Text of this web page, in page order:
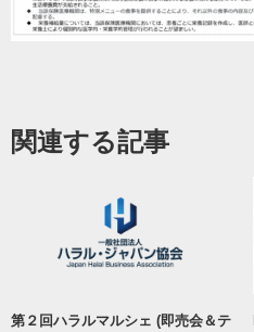
関連する記事
第２回ハラルマルシェ (即売会＆テ